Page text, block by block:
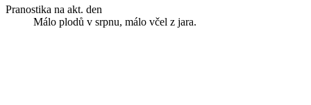
Pranostika na akt. den
Málo plodů v srpnu, málo včel z jara.